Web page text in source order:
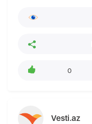
0
Vesti.az